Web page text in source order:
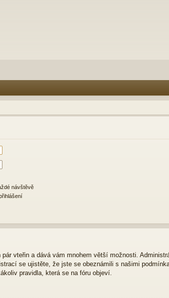
návštěvě
vteřin a dává vám mnohem větší možnosti.
se ujistěte, že jste se obeznámili s našimi
pravidla, která se na fóru objeví.